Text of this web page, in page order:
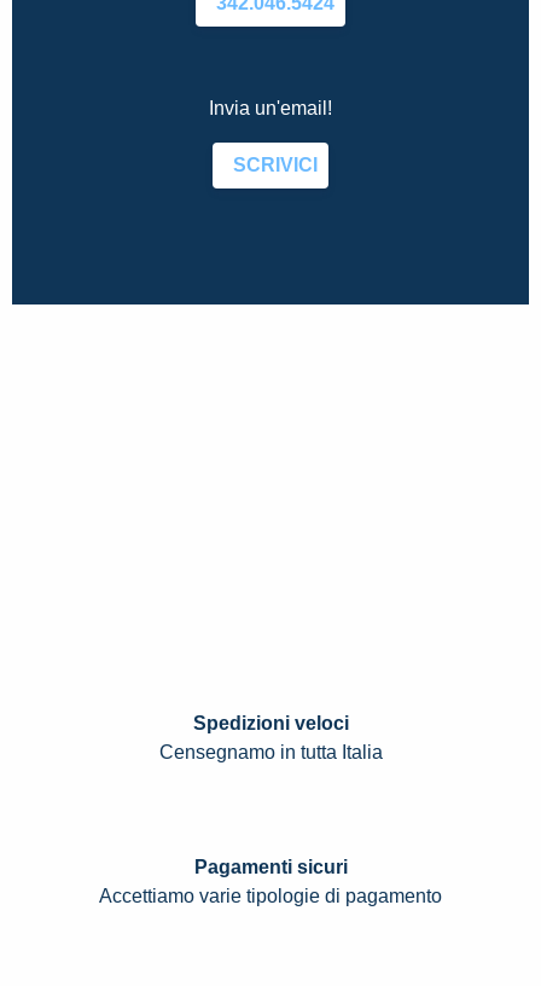
Invia un'email!
SCRIVICI
Spedizioni veloci
Censegnamo in tutta Italia
Pagamenti sicuri
Accettiamo varie tipologie di pagamento